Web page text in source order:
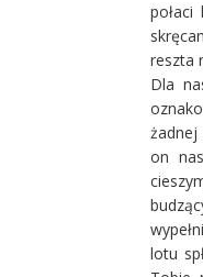
reszta
Dla
żadnej
on
lotu